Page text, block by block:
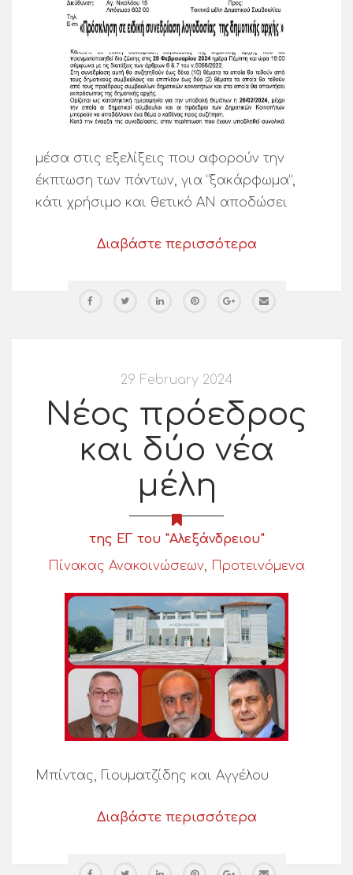
μέσα στις εξελίξεις που αφορούν την
έκπτωση των πάντων, για “ξακάρφωμα”,
κάτι χρήσιμο και θετικό ΑΝ αποδώσει
Διαβάστε περισσότερα
29 February 2024
Νέος πρόεδρος
και δύο νέα
μέλη
της ΕΓ του "Αλεξάνδρειου"
Πίνακας Ανακοινώσεων, Προτεινόμενα
Μπίντας, Γιουματζίδης και Αγγέλου
Διαβάστε περισσότερα